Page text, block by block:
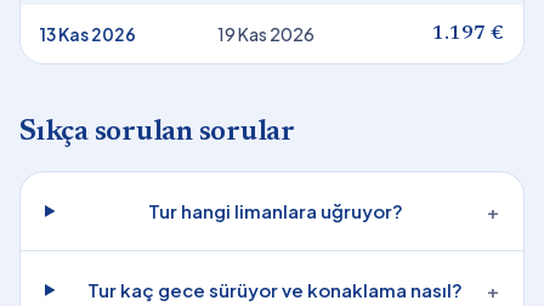
13 Kas 2026 19 Kas 2026 1.197 €
Sıkça sorulan sorular
Tur hangi limanlara uğruyor? +
Tur kaç gece sürüyor ve konaklama nasıl? +